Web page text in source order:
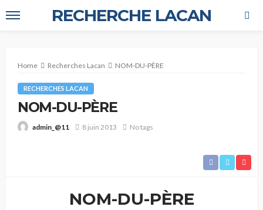
RECHERCHE LACAN
Home Recherches Lacan NOM-DU-PÈRE
RECHERCHES LACAN
NOM-DU-PÈRE
admin_@11 8 juin 2013 No tags
NOM-DU-PÈRE